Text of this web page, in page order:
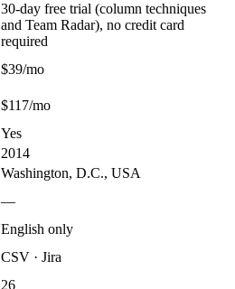
30-day free trial (column techniques
and Team Radar), no credit card
required
$39/mo
$117/mo
Yes
2014
Washington, D.C., USA
—
English only
CSV · Jira
26